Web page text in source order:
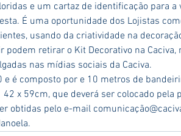
e um cartaz de identificação para a
É uma oportunidade dos Lojistas
usando da criatividade na
retirar o Kit Decorativo na
nas mídias sociais da Caciva.
e é composto por e 10 metros de
x 59cm, que deverá ser colocado pela
obtidas pelo e-mail